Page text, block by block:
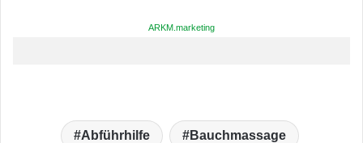
ARKM.marketing
Abführhilfe Bauchmassage